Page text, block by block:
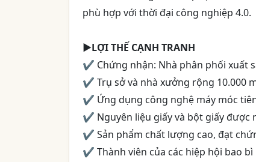
phù hợp với thời đại công nghiệp 4.0.
►LỢI THẾ CẠNH TRANH
✔ Chứng nhận: Nhà phân phối xuất
✔ Trụ sở và nhà xưởng rộng 10.000
✔ Ứng dụng công nghệ máy móc
✔ Nguyên liệu giấy và bột giấy được
✔ Sản phẩm chất lượng cao, đạt
✔ Thành viên của các hiệp hội bao bì